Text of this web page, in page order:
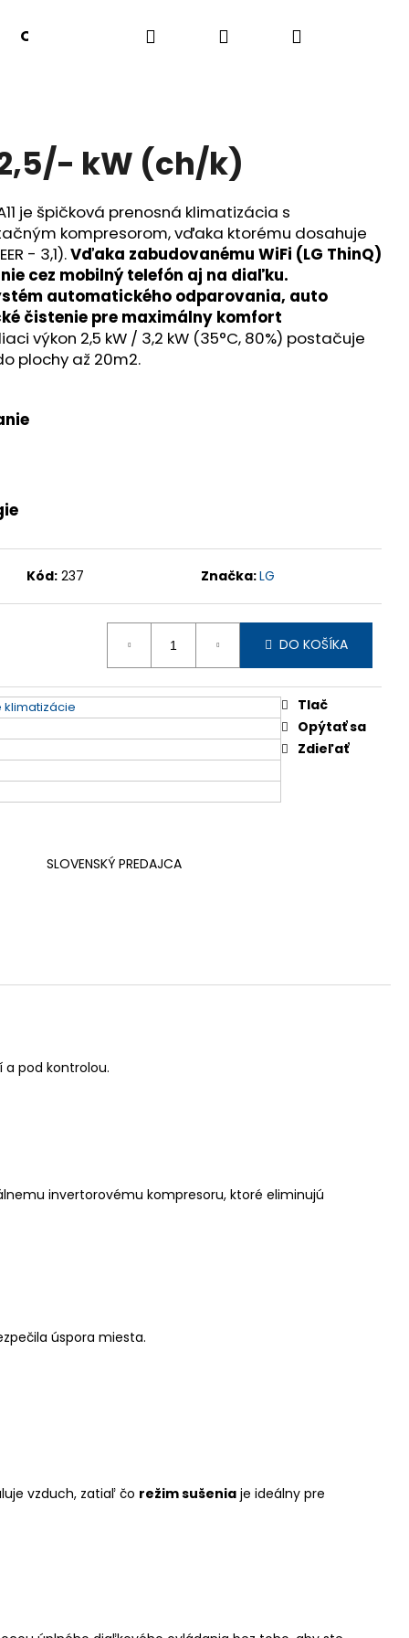
Odvlhčovače Výhodná ponuka
Hľadať PrihlásenieNákupný
2,5/- kW (ch/k)
je špičková prenosná klimatizácia s
kompresorom, vďaka ktorému dosahuje
- 3,1).Vďaka zabudovanému WiFi (LG ThinQ)
cez mobilný telefón aj na diaľku.
automatického odparovania, auto
čistenie pre maximálny komfort
výkon 2,5 kW / 3,2 kW (35°C, 80%) postačuje
plochy až 20m2.
Kód: 237 Značka:LG
DO KOŠÍKA
klimatizácie
Tlač
Opýtať sa
Zdieľať
SLOVENSKÝ PREDAJCA
pod kontrolou.
invertorovému kompresoru, ktoré eliminujú
úspora miesta.
vzduch, zatiaľ čo režim sušenia je ideálny pre